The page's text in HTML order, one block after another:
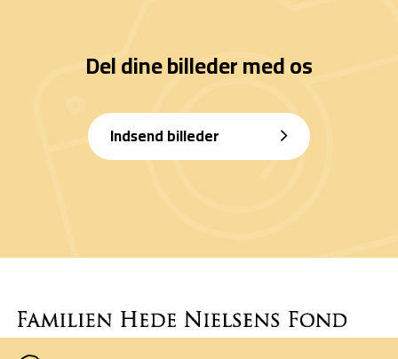
Del dine billeder med os
Indsend billeder